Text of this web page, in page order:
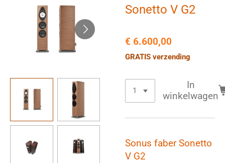
Sonetto V G2
€ 6.600,00
GRATIS verzending
In
winkelwagen
Sonus faber Sonetto
V G2